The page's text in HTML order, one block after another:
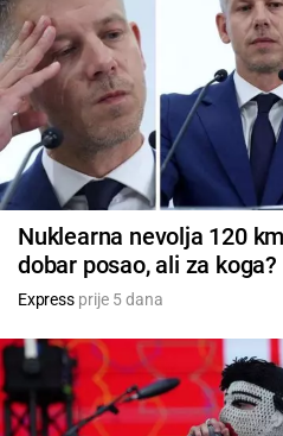
Nuklearna nevolja 120
dobar posao, ali za koga?
Expressprije 5 dana